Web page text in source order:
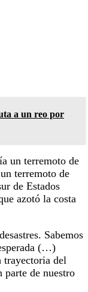
a un reo por
un terremoto de
terremoto de
de Estados
azotó la costa
Sabemos
(…)
trayectoria del
parte de nuestro